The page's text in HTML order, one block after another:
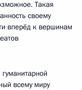
Такая
своему
вперёд к вершинам
всему миру